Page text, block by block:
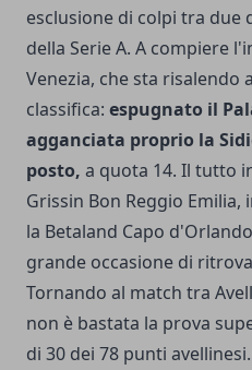
esclusione di colpi tra due
della Serie A. A compiere
Venezia, che sta risalendo
classifica: espugnato il
agganciata proprio la
posto, a quota 14. Il tutto
Grissin Bon Reggio
la Betaland Capo
grande occasione di
Tornando al match tra
non è bastata la prova
di 30 dei 78 punti avellinesi.